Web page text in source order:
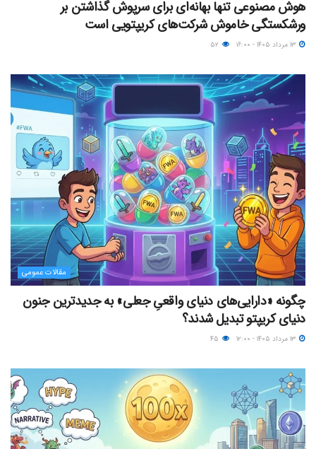
هوش مصنوعی تنها بهانه‌ای برای سرپوش گذاشتن بر
ورشکستگی خاموش شرکت‌های کریپتویی است
مقالات عمومی
چگونه «دارایی‌های دنیای واقعیِ جعلی» به جدیدترین جنون
دنیای کریپتو تبدیل شدند؟